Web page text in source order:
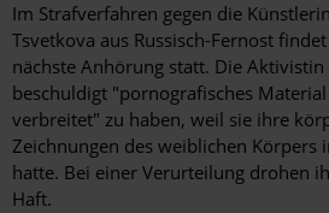
Im Strafverfahren gegen die
Tsvetkova aus Russisch-Fernost
nächste Anhörung statt. Die
beschuldigt "pornografisches
verbreitet" zu haben, weil sie ihre
Zeichnungen des weiblichen Körpers
hatte. Bei einer Verurteilung drohen
Haft.